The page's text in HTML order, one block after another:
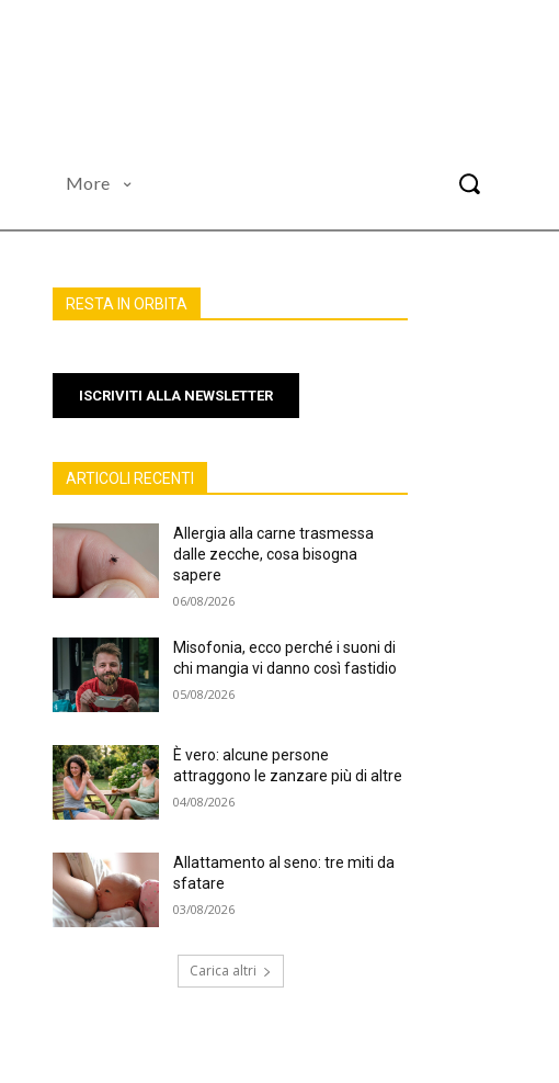
More
RESTA IN ORBITA
ISCRIVITI ALLA NEWSLETTER
ARTICOLI RECENTI
Allergia alla carne trasmessa
dalle zecche, cosa bisogna
sapere
06/08/2026
Misofonia, ecco perché i suoni di
chi mangia vi danno così fastidio
05/08/2026
È vero: alcune persone
attraggono le zanzare più di altre
04/08/2026
Allattamento al seno: tre miti da
sfatare
03/08/2026
Carica altri